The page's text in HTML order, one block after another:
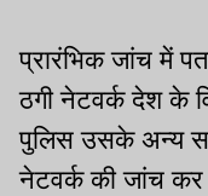
प्रारंभिक जांच में
ठगी नेटवर्क देश के
पुलिस उसके अन्य
नेटवर्क की जांच कर